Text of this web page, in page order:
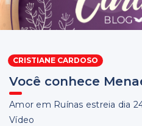
CRISTIANE CARDOSO
Você conhece
Amor em Ruínas estreia dia
Vídeo